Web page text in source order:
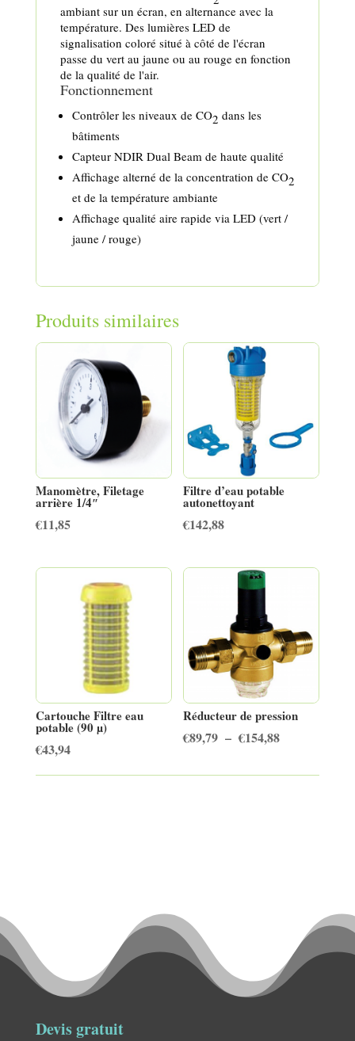
ambiant sur un écran, en alternance avec la
température. Des lumières LED de
signalisation coloré situé à côté de l'écran
passe du vert au jaune ou au rouge en fonction
de la qualité de l'air.
Fonctionnement
Contrôler les niveaux de CO2 dans les
bâtiments
Capteur NDIR Dual Beam de haute qualité
Affichage alterné de la concentration de CO2
et de la température ambiante
Affichage qualité aire rapide via LED (vert /
jaune / rouge)
Produits similaires
Manomètre, Filetage
arrière 1/4″
€11,85
Filtre d’eau potable
autonettoyant
€142,88
Cartouche Filtre eau
potable (90 µ)
€43,94
Réducteur de pression
€89,79 – €154,88Plage
prix :
Devis gratuit